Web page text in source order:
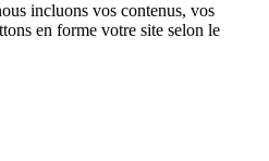
incluons vos contenus, vos
en forme votre site selon le